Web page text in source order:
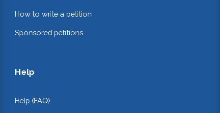
How to write a petition
Sponsored petitions
Help
Help (FAQ)